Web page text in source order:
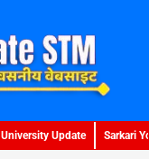
University Update Sarkari